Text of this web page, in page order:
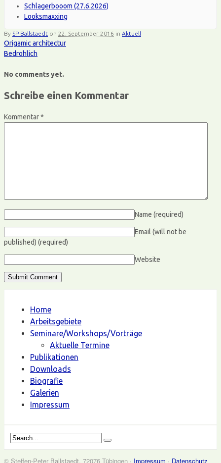
Schlagerbooom (27.6.2026)
Looksmaxxing
By SP Ballstaedt on 22. September 2016 in Aktuell
Origamic architectur
Bedrohlich
No comments yet.
Schreibe einen Kommentar
Kommentar*
Name (required)
Email (will not be
published) (required)
Website
Home
Arbeitsgebiete
Seminare/Workshops/Vorträge
Aktuelle Termine
Publikationen
Downloads
Biografie
Galerien
Impressum
© Steffen-Peter Ballstaedt, 72076 Tübingen · Impressum · Datenschutz